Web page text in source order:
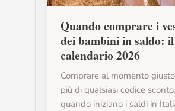
Quando comprare i
dei bambini in saldo: il
calendario 2026
Comprare al momento
più di qualsiasi codice
quando iniziano i saldi in